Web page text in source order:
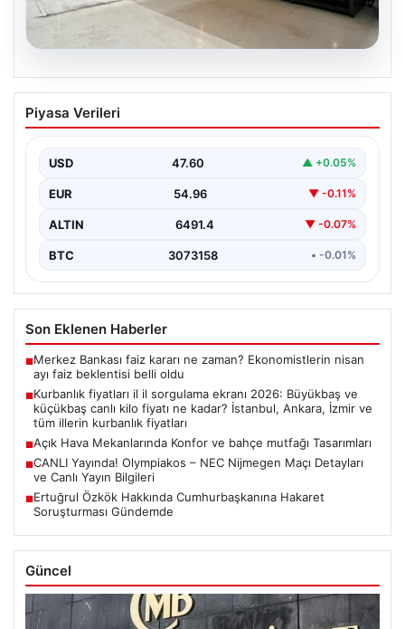
Açık Hava Mekanlarında Konfor ve
bahçe mutfağı Tasarımları
en önemli alanlarından bir tanesi haline gelmiştir.
Doğayla…
Piyasa Verileri
USD 47.60 ▲ +0.05%
EUR 54.96 ▼ -0.11%
ALTIN 6491.4 ▼ -0.07%
BTC 3073158 • -0.01%
Son Eklenen Haberler
■Merkez Bankası faiz kararı ne zaman? Ekonomistlerin nisan
ayı faiz beklentisi belli oldu
■Kurbanlık fiyatları il il sorgulama ekranı 2026: Büyükbaş ve
küçükbaş canlı kilo fiyatı ne kadar? İstanbul, Ankara, İzmir ve
tüm illerin kurbanlık fiyatları
■Açık Hava Mekanlarında Konfor ve bahçe mutfağı Tasarımları
■CANLI Yayında! Olympiakos – NEC Nijmegen Maçı Detayları
ve Canlı Yayın Bilgileri
■Ertuğrul Özkök Hakkında Cumhurbaşkanına Hakaret
Soruşturması Gündemde
Güncel